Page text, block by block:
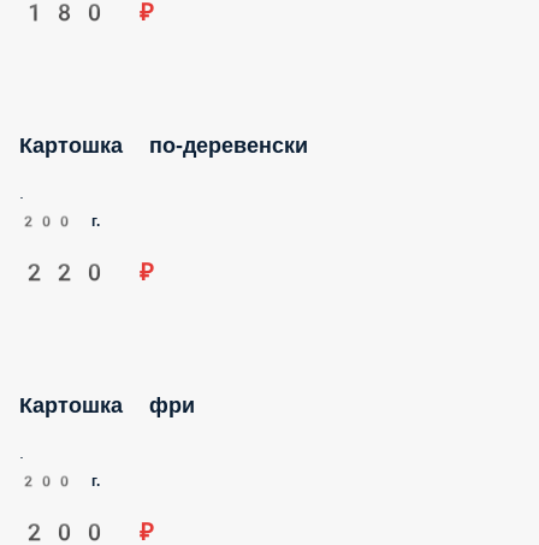
180 ₽
Картошка по-деревенски
200 г.
220 ₽
Картошка фри
200 г.
200 ₽